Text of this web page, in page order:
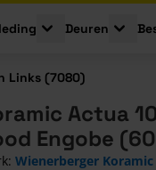
for Isolatie
Toggle submenu
Deuren
Links (7080)
Actua
Engobe
Wienerberger Koramic